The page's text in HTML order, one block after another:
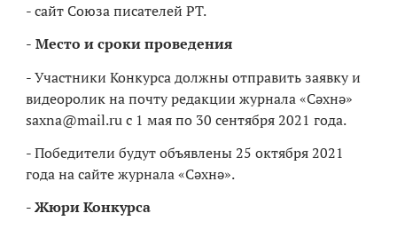
- сайт Союза писателей РТ.
- Место и сроки проведения
- Участники Конкурса должны отправить заявку и
видеоролик на почту редакции журнала «Сәхнә»
saxna@mail.ru с 1 мая по 30 сентября 2021 года.
- Победители будут объявлены 25 октября 2021
года на сайте журнала «Сәхнә».
- Жюри Конкурса